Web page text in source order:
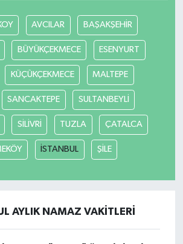
AVCILAR BAŞAKŞEHİR
BÜYÜKÇEKMECE ESENYURT
KÜÇÜKÇEKMECE MALTEPE
SANCAKTEPE SULTANBEYLİ
SİLİVRİ TUZLA ÇATALCA
İSTANBUL ŞİLE
AYLIK NAMAZ VAKITLERI